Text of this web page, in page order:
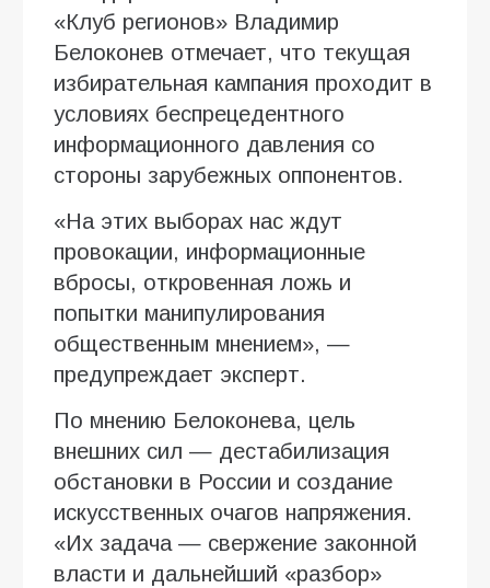
«Клуб регионов» Владимир
Белоконев отмечает, что текущая
избирательная кампания проходит в
условиях беспрецедентного
информационного давления со
стороны зарубежных оппонентов.
«На этих выборах нас ждут
провокации, информационные
вбросы, откровенная ложь и
попытки манипулирования
общественным мнением», —
предупреждает эксперт.
По мнению Белоконева, цель
внешних сил — дестабилизация
обстановки в России и создание
искусственных очагов напряжения.
«Их задача — свержение законной
власти и дальнейший «разбор»